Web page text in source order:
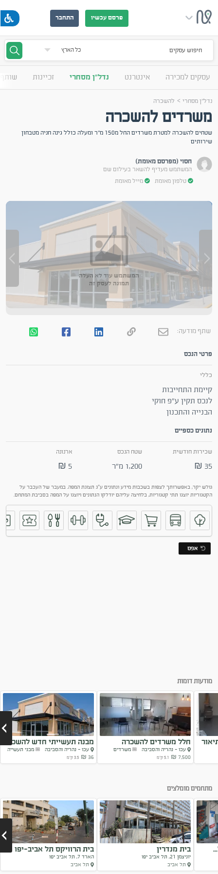
פרסם עכשיו התחבר
חיפוש עסקים
עסקים למכירה אינטרנט נדל"ן מסחרי זכיינות
נדל"ן מסחרי> להשכרה
משרדים להשכרה
שטחים להשכרה למטרת משרדים החל מ150 מ"ר ומעלה כולל גינה חניה מטבחון
שירותים
חסוי (מפרסם מאומת)
המשתמש מעדיף להשאר בעילום שם
טלפון מאומת
מייל מאומת
המשתמש עוד לא העלה
תמונה לעסק זה
שתף מודעה:
פרטי הנכס
כללי
קיימת התחייבות
לנכס תקין ע"פ חוקי
הבנייה והתכנון
נתונים כספיים
שכירות חודשית
35 ₪
שטח הנכס
1,200 מ"ר
ארנונה
5 ₪
גולש יקר, באפשרותך לצפות בשכבות מידע ונתונים ע"ג תצוגת המפה. במעבר של העכבר על
הקטגוריות יוצגו תתי קטגוריות, בלחיצה עליהם יודלקו הנתונים ויוצגו על המפה בסביבת המתחם.
אפס
מודעות דומות
חלל משרדים להשכרה
בנהריה
עכו - נהריה והסביבה
משרדים
7,500 ₪
5.1 ק"מ
מבנה תעשייתי חדש להשכרה
6000...
עכו - נהריה והסביבה
מבני תעשייה
36 ₪
3.5 ק"מ
מתחמים מומלצים
בית מנדרין
יוניצמן 21, תל אביב יפו
תל אביב
בית הרוויקס תל אביב-יפו
הארד 7, תל אביב יפו
תל אביב